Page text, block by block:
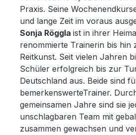
Praxis. Seine
und lange Zeit im voraus
Sonja Röggla ist in ihrer
renommierte Trainerin bis hin
Reitkunst. Seit vielen Jahren
Schüler erfolgreich bis zur
Deutschland aus. Beide sind
bemerkenswerteTrainer.
gemeinsamen Jahre sind sie
unschlagbaren Team mit
zusammen gewachsen und